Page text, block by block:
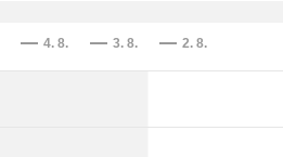
4. 8. 3. 8. 2. 8.